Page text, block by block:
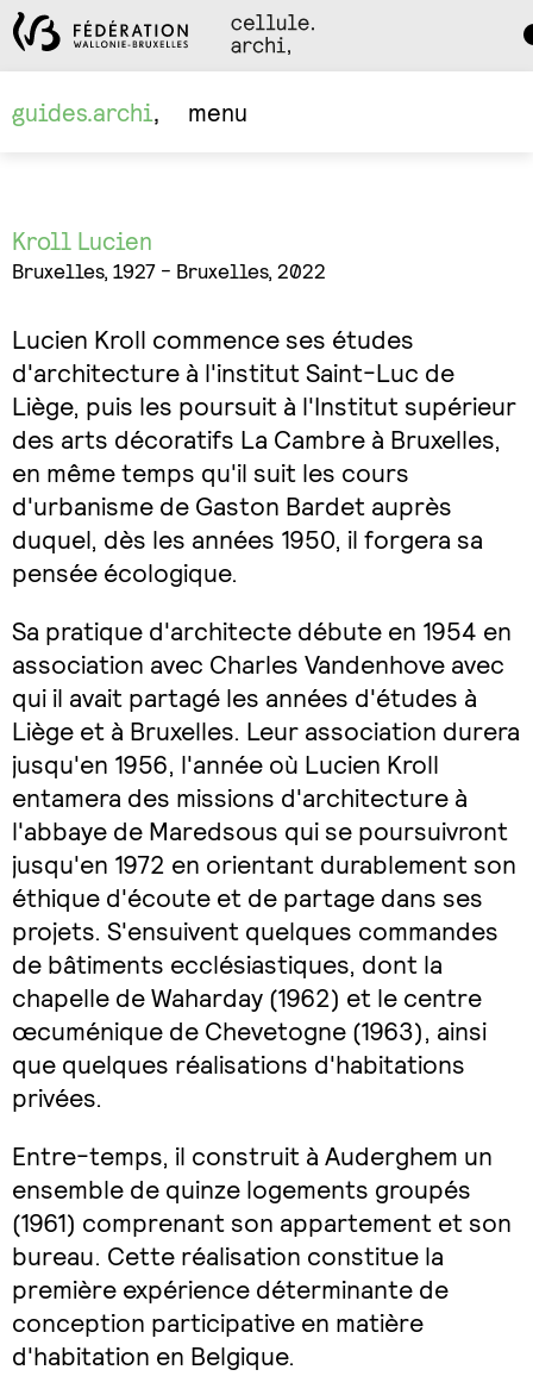
guides.archi
menu
Kroll Lucien
Bruxelles, 1927 - Bruxelles, 2022
Lucien Kroll commence ses études
d'architecture à l'institut Saint-Luc de
Liège, puis les poursuit à l'Institut supérieur
des arts décoratifs La Cambre à Bruxelles,
en même temps qu'il suit les cours
d'urbanisme de Gaston Bardet auprès
duquel, dès les années 1950, il forgera sa
pensée écologique.
Sa pratique d'architecte débute en 1954 en
association avec Charles Vandenhove avec
qui il avait partagé les années d'études à
Liège et à Bruxelles. Leur association durera
jusqu'en 1956, l'année où Lucien Kroll
entamera des missions d'architecture à
l'abbaye de Maredsous qui se poursuivront
jusqu'en 1972 en orientant durablement son
éthique d'écoute et de partage dans ses
projets. S'ensuivent quelques commandes
de bâtiments ecclésiastiques, dont la
chapelle de Waharday (1962) et le centre
œcuménique de Chevetogne (1963), ainsi
que quelques réalisations d'habitations
privées.
Entre-temps, il construit à Auderghem un
ensemble de quinze logements groupés
(1961) comprenant son appartement et son
bureau. Cette réalisation constitue la
première expérience déterminante de
conception participative en matière
d'habitation en Belgique.